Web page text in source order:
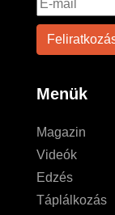
Menük
Magazin
Videók
Edzés
Táplálkozás